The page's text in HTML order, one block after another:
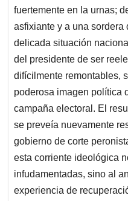
fuertemente en la urnas;
asfixiante y a una sordera
delicada situación
del presidente de ser
difícilmente remontables,
poderosa imagen política
campaña electoral. El
se preveía nuevamente
gobierno de corte
esta corriente ideológica
infudamentadas, sino al
experiencia de